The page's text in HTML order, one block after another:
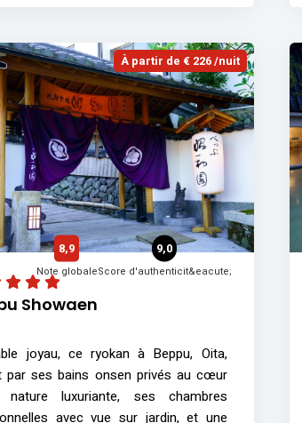
À partir de € 226 /nuit
Showaen
8,9
Note globale
9,0
Score d'authenticit&eacute;
joyau, ce ryokan à Beppu, Oita,
par ses bains onsen privés au cœur
nature luxuriante, ses chambres
avec vue sur jardin, et une